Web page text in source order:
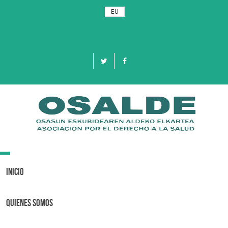
EU
Toggle
Inicio
Quienes Somos